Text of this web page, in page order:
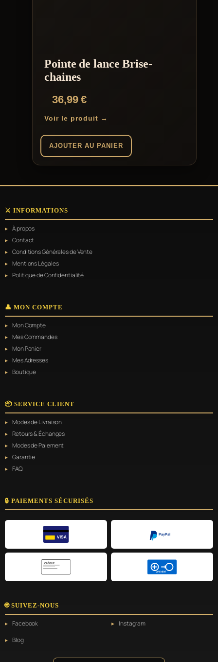
Pointe de lance Brise-
chaines
36,99€
Voir le produit →
AJOUTER AU PANIER
⚔️ INFORMATIONS
À propos
Contact
Conditions Générales de Vente
Mentions Légales
Politique de Confidentialité
👤 MON COMPTE
Mon Compte
Mes Commandes
Mon Panier
Mes Adresses
Boutique
📦 SERVICE CLIENT
Modes de Livraison
Retours & Échanges
Modes de Paiement
Garantie
FAQ
🔒 PAIEMENTS SÉCURISÉS
VISA
PayPal
CHÈQUE
VIREMENT
🌐 SUIVEZ-NOUS
Facebook
Instagram
Blog